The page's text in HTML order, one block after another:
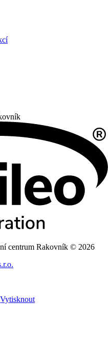
centrum Rakovník © 2026
Vytisknout